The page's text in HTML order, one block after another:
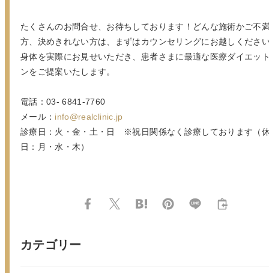
たくさんのお問合せ、お待ちしております！どんな施術かご不
方、決めきれない方は、まずはカウンセリングにお越しくださ
身体を実際にお見せいただき、患者さまに最適な医療ダイエッ
ンをご提案いたします。
電話：03- 6841-7760
メール： info@realclinic.jp
診療日：火・金・土・日 ※祝日関係なく診療しております（
日：月・水・木）
カテゴリー